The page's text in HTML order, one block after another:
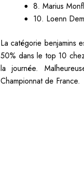
8. Marius
10. Loenn
La catégorie benjamins
50% dans le top 10
la journée.
Championnat de France.